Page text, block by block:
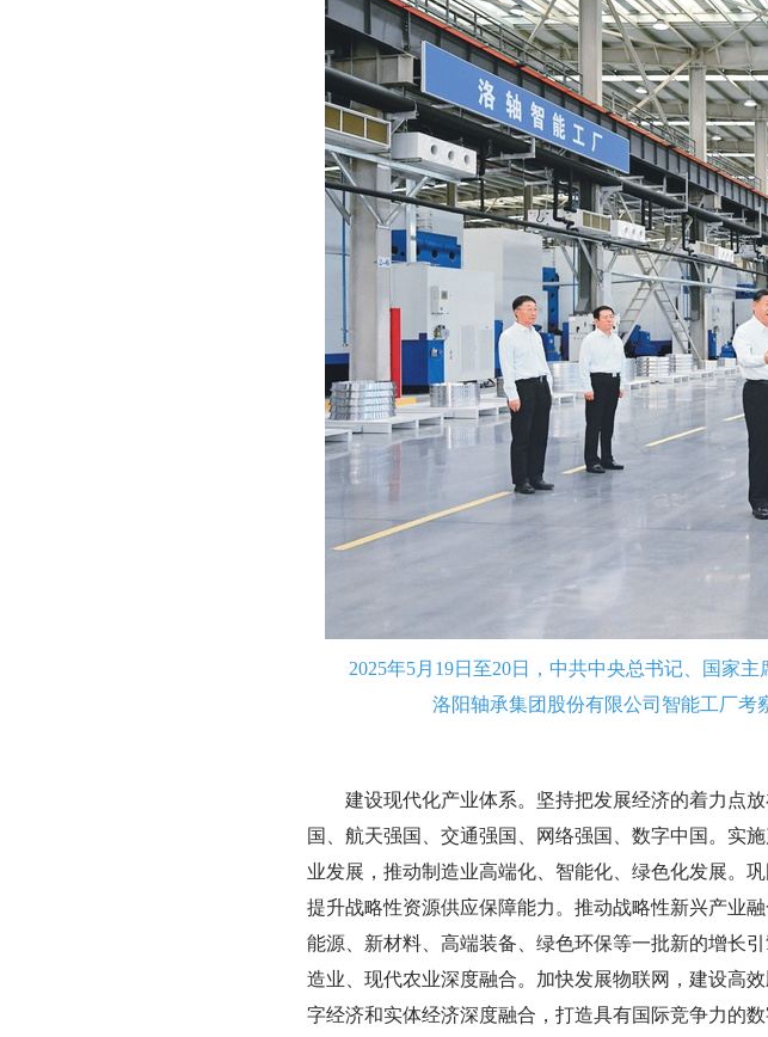
2025年5月19日至20日，中共中央总书记、国家
洛阳轴承集团股份有限公司智能工厂考
建设现代化产业体系。坚持把发展经济的着力点
国、航天强国、交通强国、网络强国、数字中国。实
业发展，推动制造业高端化、智能化、绿色化发展。
提升战略性资源供应保障能力。推动战略性新兴产业
能源、新材料、高端装备、绿色环保等一批新的增长
造业、现代农业深度融合。加快发展物联网，建设高
字经济和实体经济深度融合，打造具有国际竞争力的